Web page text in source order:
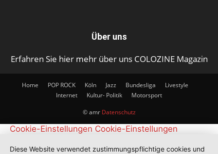
Über uns
Erfahren Sie hier mehr über uns COLOZINE Magazin
Home POP ROCK Köln Jazz Bundesliga
Livestyle
Internet
Kultur- Politik Motorsport
© amr Datenschutz
Cookie-Einstellungen Cookie-Einstellungen
Diese Website verwendet zustimmungspflichtige cookies und